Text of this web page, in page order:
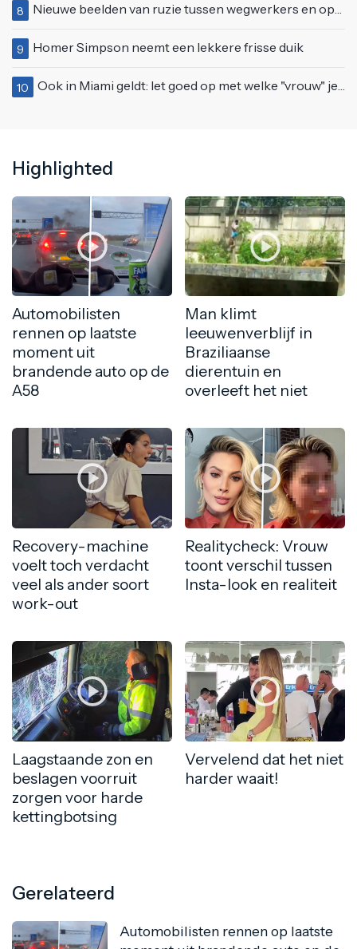
8 Nieuwe beelden van ruzie tussen wegwerkers en opgefokt mannetje met telefoon
9 Homer Simpson neemt een lekkere frisse duik
10 Ook in Miami geldt: let goed op met welke "vrouw" je zoent
Highlighted
Automobilisten
rennen op laatste
moment uit
brandende auto op de
A58
Man klimt
leeuwenverblijf in
Braziliaanse
dierentuin en
overleeft het niet
Recovery-machine
voelt toch verdacht
veel als ander soort
work-out
Realitycheck: Vrouw
toont verschil tussen
Insta-look en realiteit
Laagstaande zon en
beslagen voorruit
zorgen voor harde
kettingbotsing
Vervelend dat het niet
harder waait!
Gerelateerd
Automobilisten rennen op laatste